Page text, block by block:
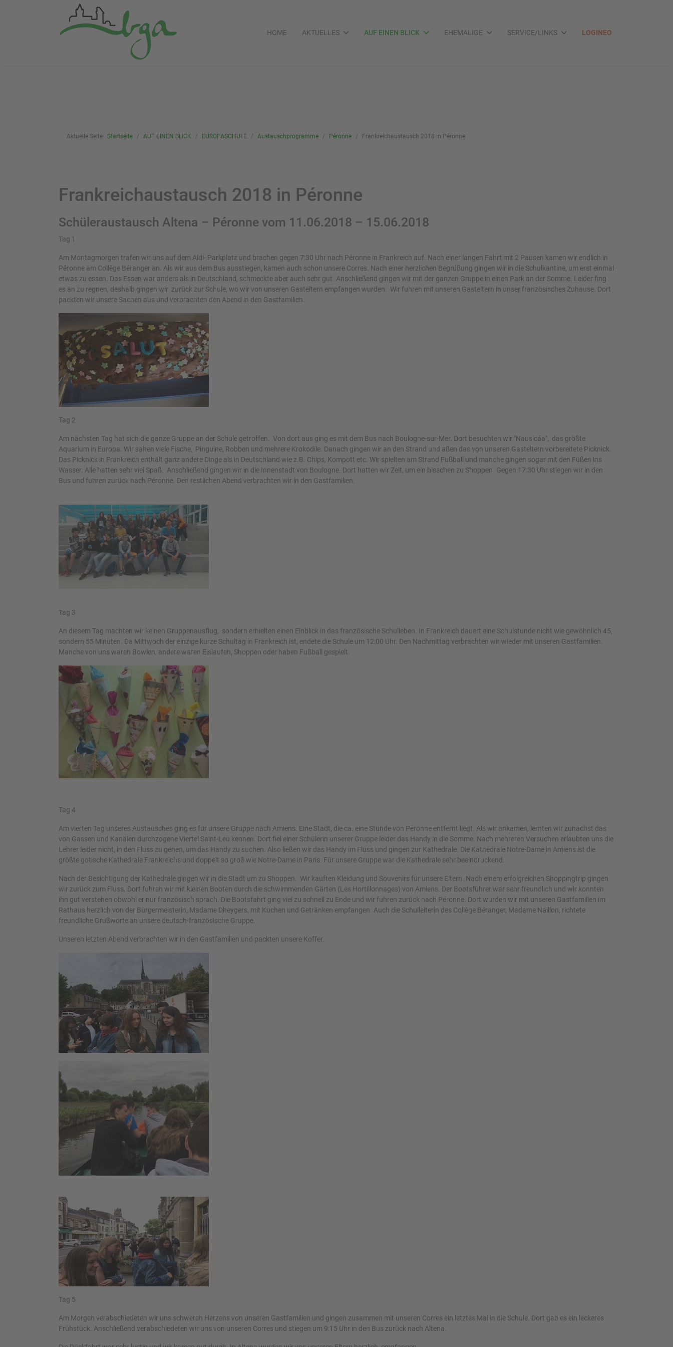
HOME AKTUELLES AUF EINEN BLICK EHEMALIGE SERVICE/LINKS LOGINEO
Aktuelle Seite: Startseite AUF EINEN BLICK EUROPASCHULE Austauschprogramme Péronne Frankreichaustausch 2018 in Péronne
Frankreichaustausch 2018 in Péronne
Schüleraustausch Altena – Péronne vom 11.06.2018 – 15.06.2018
Tag 1
Am Montagmorgen trafen wir uns auf dem Aldi- Parkplatz und brachen gegen 7:30 Uhr nach Péronne in Frankreich auf. Nach einer langen Fahrt mit 2 Pausen kamen wir endlich in
Péronne am Collège Béranger an. Als wir aus dem Bus ausstiegen, kamen auch schon unsere Corres. Nach einer herzlichen Begrüßung gingen wir in die Schulkantine, um erst einmal
etwas zu essen. Das Essen war anders als in Deutschland, schmeckte aber auch sehr gut. Anschließend gingen wir mit der ganzen Gruppe in einen Park an der Somme. Leider fing
es an zu regnen, deshalb gingen wir zurück zur Schule, wo wir von unseren Gasteltern empfangen wurden. Wir fuhren mit unseren Gasteltern in unser französisches Zuhause. Dort
packten wir unsere Sachen aus und verbrachten den Abend in den Gastfamilien.
Tag 2
Am nächsten Tag hat sich die ganze Gruppe an der Schule getroffen. Von dort aus ging es mit dem Bus nach Boulogne-sur-Mer. Dort besuchten wir "Nausicáa", das größte
Aquarium in Europa. Wir sahen viele Fische, Pinguine, Robben und mehrere Krokodile. Danach gingen wir an den Strand und aßen das von unseren Gasteltern vorbereitete Picknick.
Das Picknick in Frankreich enthält ganz andere Dinge als in Deutschland wie z.B. Chips, Kompott etc. Wir spielten am Strand Fußball und manche gingen sogar mit den Füßen ins
Wasser. Alle hatten sehr viel Spaß. Anschließend gingen wir in die Innenstadt von Boulogne. Dort hatten wir Zeit, um ein bisschen zu Shoppen. Gegen 17:30 Uhr stiegen wir in den
Bus und fuhren zurück nach Péronne. Den restlichen Abend verbrachten wir in den Gastfamilien.
Tag 3
An diesem Tag machten wir keinen Gruppenausflug, sondern erhielten einen Einblick in das französische Schulleben. In Frankreich dauert eine Schulstunde nicht wie gewöhnlich 45,
sondern 55 Minuten. Da Mittwoch der einzige kurze Schultag in Frankreich ist, endete die Schule um 12:00 Uhr. Den Nachmittag verbrachten wir wieder mit unseren Gastfamilien.
Manche von uns waren Bowlen, andere waren Eislaufen, Shoppen oder haben Fußball gespielt.
Tag 4
Am vierten Tag unseres Austausches ging es für unsere Gruppe nach Amiens. Eine Stadt, die ca. eine Stunde von Péronne entfernt liegt. Als wir ankamen, lernten wir zunächst das
von Gassen und Kanälen durchzogene Viertel Saint-Leu kennen. Dort fiel einer Schülerin unserer Gruppe leider das Handy in die Somme. Nach mehreren Versuchen erlaubten uns die
Lehrer leider nicht, in den Fluss zu gehen, um das Handy zu suchen. Also ließen wir das Handy im Fluss und gingen zur Kathedrale. Die Kathedrale Notre-Dame in Amiens ist die
größte gotische Kathedrale Frankreichs und doppelt so groß wie Notre-Dame in Paris. Für unsere Gruppe war die Kathedrale sehr beeindruckend.
Nach der Besichtigung der Kathedrale gingen wir in die Stadt um zu Shoppen. Wir kauften Kleidung und Souvenirs für unsere Eltern. Nach einem erfolgreichen Shoppingtrip gingen
wir zurück zum Fluss. Dort fuhren wir mit kleinen Booten durch die schwimmenden Gärten (Les Hortillonnages) von Amiens. Der Bootsführer war sehr freundlich und wir konnten
ihn gut verstehen obwohl er nur französisch sprach. Die Bootsfahrt ging viel zu schnell zu Ende und wir fuhren zurück nach Péronne. Dort wurden wir mit unseren Gastfamilien im
Rathaus herzlich von der Bürgermeisterin, Madame Dheygers, mit Kuchen und Getränken empfangen. Auch die Schulleiterin des Collège Béranger, Madame Naillon, richtete
freundliche Grußworte an unsere deutsch-französische Gruppe.
Unseren letzten Abend verbrachten wir in den Gastfamilien und packten unsere Koffer.
Tag 5
Am Morgen verabschiedeten wir uns schweren Herzens von unseren Gastfamilien und gingen zusammen mit unseren Corres ein letztes Mal in die Schule. Dort gab es ein leckeres
Frühstück. Anschließend verabschiedeten wir uns von unseren Corres und stiegen um 9:15 Uhr in den Bus zurück nach Altena.